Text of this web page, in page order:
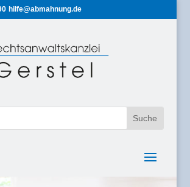
hilfe@abmahnung.de